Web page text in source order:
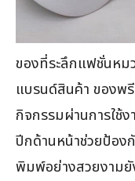
ของที่ระลึกแฟชั่นห
แบรนด์สินค้า ของพ
กิจกรรมผ่านการใ
ปีกด้านหน้าช่วยป้อง
พิมพ์อย่างสวยงาม